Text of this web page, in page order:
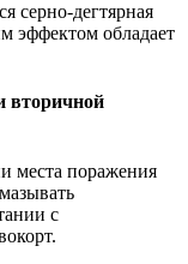
серно-дегтярная
эффектом обладает
вторичной
места поражения
с